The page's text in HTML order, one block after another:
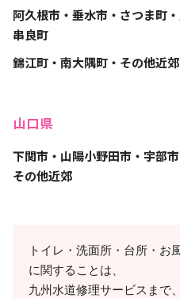
阿久根市・垂水市・さつま町
串良町
錦江町・南大隅町・その他近郊
山口県
下関市・山陽小野田市・宇部
その他近郊
トイレ・洗面所・台所・お
に関することは、
九州水道修理サービスまで